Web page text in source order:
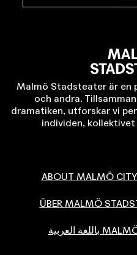
Malmö Stadsteater är en
och andra.
dramatiken, utforskar vi
individen,
ABOUT MALMÖ CITY
ÜBER MALMÖ